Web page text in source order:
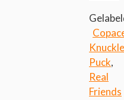
Knuckle
Puck,
Real
Friends